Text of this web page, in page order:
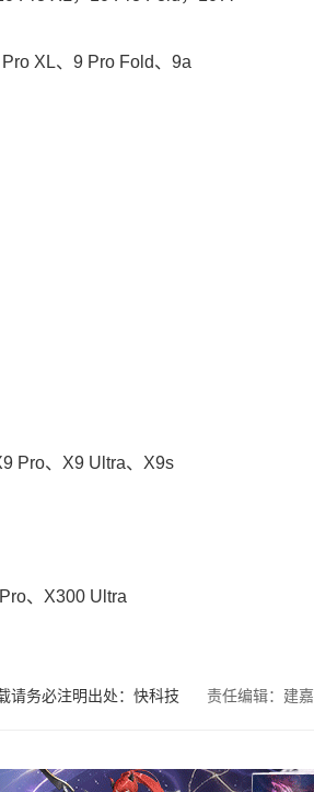
XL、9 Pro Fold、9a
Pro、X9 Ultra、X9s
、X300 Ultra
请务必注明出处：快科技 责任编辑：建嘉